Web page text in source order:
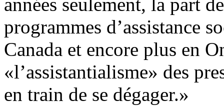
années seulement, la part
programmes d’assistance
Canada et encore plus en
«l’assistantialisme» des
en train de se dégager.»